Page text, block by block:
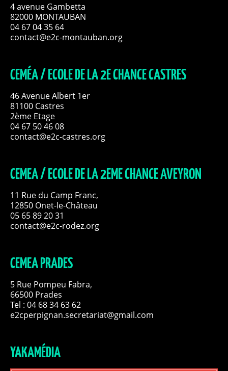
4 avenue Gambetta
82000 MONTAUBAN
04 67 04 35 64
contact@e2c-montauban.org
CEMÉA / ECOLE DE LA 2E CHANCE CASTRES
46 Avenue Albert 1er
81100 Castres
2ème Etage
04 67 50 46 08
contact@e2c-castres.org
CEMEA / ECOLE DE LA 2EME CHANCE AVEYRON
11 Rue du Camp Franc,
12850 Onet-le-Château
05 65 89 20 31
contact@e2c-rodez.org
CEMEA PRADES
5 Rue Pompeu Fabra,
66500 Prades
Tel : 04 68 34 63 62
e2cperpignan.secretariat@gmail.com
YAKAMÉDIA